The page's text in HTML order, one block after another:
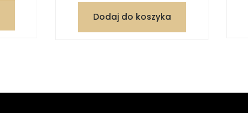
Dodaj do koszyka